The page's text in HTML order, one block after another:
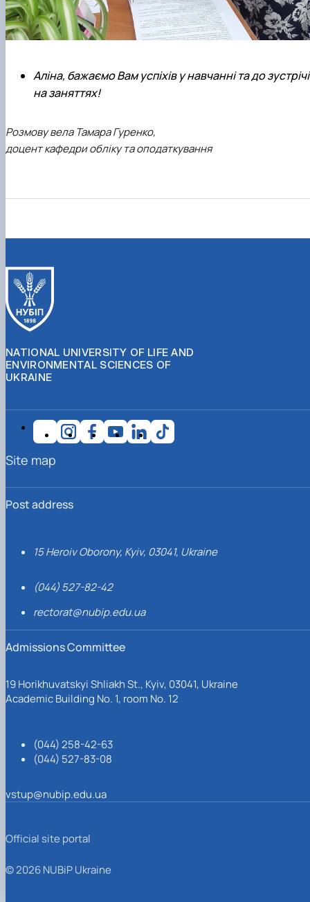
Аліна, бажаємо Вам успіхів у навчанні та до зустрічі
на заняттях!
Розмову вела Тамара Гуренко,
доцент кафедри обліку та оподаткування
NATIONAL UNIVERSITY OF LIFE AND
ENVIRONMENTAL SCIENCES OF
UKRAINE
Post address
15 Heroiv Oborony, Kyiv, 03041, Ukraine
(044) 527-82-42
rectorat@nubip.edu.ua
Admissions Committee
19 Horikhuvatskyi Shliakh St., Kyiv, 03041, Ukraine
Academic Building No. 1, room No. 12
(044) 258-42-63
(044) 527-83-08
vstup@nubip.edu.ua
Site map
Official site portal
© 2026 NUBiP Ukraine